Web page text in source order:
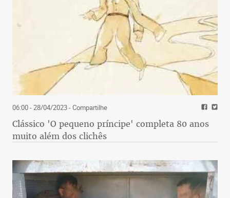
06:00 - 28/04/2023- Compartilhe
Clássico 'O pequeno príncipe' completa 80 anos
muito além dos clichês